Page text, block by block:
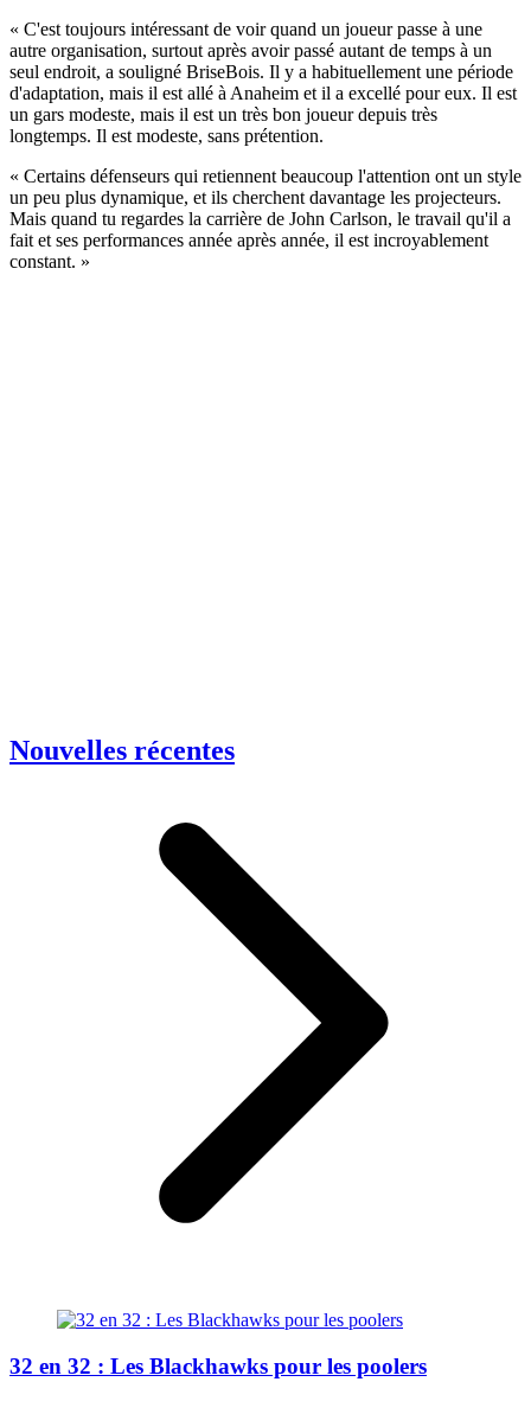
« C'est toujours intéressant de voir quand un joueur passe à une
autre organisation, surtout après avoir passé autant de temps à un
seul endroit, a souligné BriseBois. Il y a habituellement une période
d'adaptation, mais il est allé à Anaheim et il a excellé pour eux. Il est
un gars modeste, mais il est un très bon joueur depuis très
longtemps. Il est modeste, sans prétention.
« Certains défenseurs qui retiennent beaucoup l'attention ont un style
un peu plus dynamique, et ils cherchent davantage les projecteurs.
Mais quand tu regardes la carrière de John Carlson, le travail qu'il a
fait et ses performances année après année, il est incroyablement
constant. »
Nouvelles récentes
32 en 32 : Les Blackhawks pour les poolers